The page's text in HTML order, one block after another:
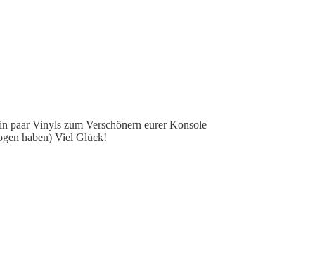
paar Vinyls zum Verschönern eurer Konsole
haben) Viel Glück!